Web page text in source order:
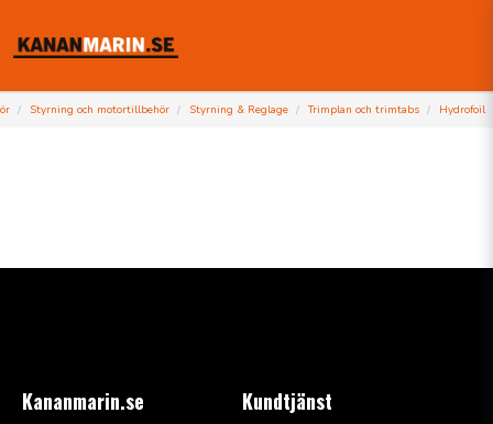
Styrning och motortillbehör Styrning & Reglage Trimplan och trimtabs Hydrofoil
Kananmarin.se Kundtjänst